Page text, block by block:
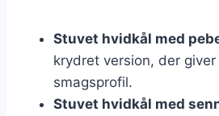
Stuvet hvidkål med
krydret version, der
smagsprofil.
Stuvet hvidkål med